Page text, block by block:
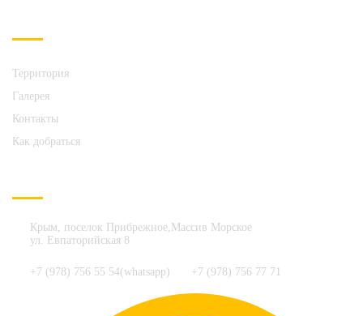
Территория
Галерея
Контакты
Как добраться
Крым, поселок Прибрежное,Массив Морское
ул. Евпаторийская 8
+7 (978) 756 55 54(whatsapp) +7 (978) 756 77 71